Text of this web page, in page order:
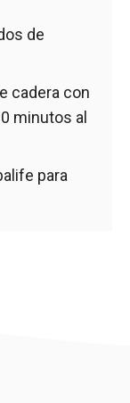
de
cadera con
minutos al
para